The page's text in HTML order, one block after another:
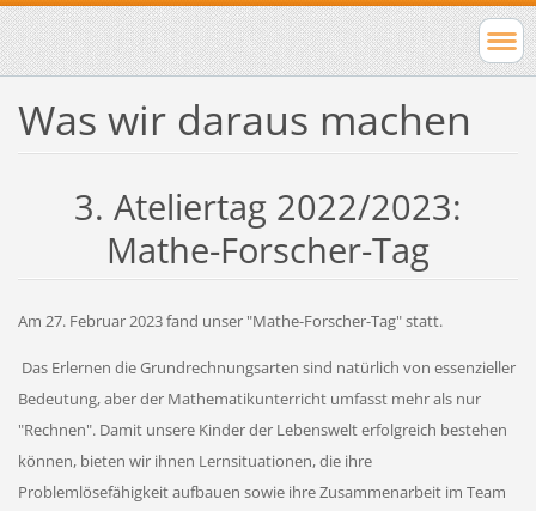
Was wir daraus machen
3. Ateliertag 2022/2023:
Mathe-Forscher-Tag
Am 27. Februar 2023 fand unser "Mathe-Forscher-Tag" statt.
Das Erlernen die Grundrechnungsarten sind natürlich von essenzieller
Bedeutung, aber der Mathematikunterricht umfasst mehr als nur
"Rechnen". Damit unsere Kinder der Lebenswelt erfolgreich bestehen
können, bieten wir ihnen Lernsituationen, die ihre
Problemlösefähigkeit aufbauen sowie ihre Zusammenarbeit im Team